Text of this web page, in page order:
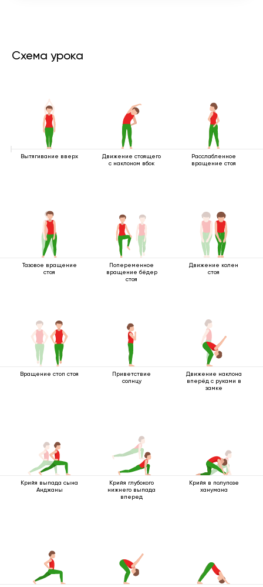
Схема урока
Вытягивание вверх
Движение стоящего
с наклоном вбок
Расслабленное
вращение стоя
Тазовое вращение
стоя
Попеременное
вращение бёдер
стоя
Движение колен
стоя
Вращение стоп стоя
Приветствие
солнцу
Движение наклона
вперёд с руками в
замке
Крийя выпада сына
Анджаны
Крийя глубокого
нижнего выпада
вперед
Крийя в полупозе
ханумана